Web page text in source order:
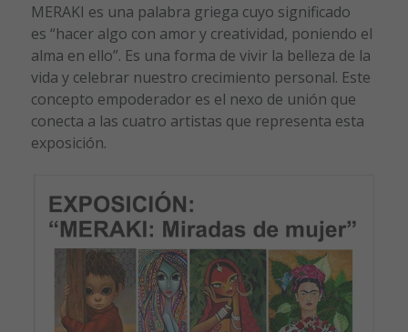
MERAKI es una palabra griega cuyo significado
es “hacer algo con amor y creatividad, poniendo el
alma en ello”. Es una forma de vivir la belleza de la
vida y celebrar nuestro crecimiento personal. Este
concepto empoderador es el nexo de unión que
conecta a las cuatro artistas que representa esta
exposición.